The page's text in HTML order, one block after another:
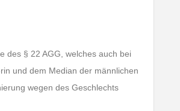
des § 22 AGG, welches auch bei
und dem Median der männlichen
wegen des Geschlechts